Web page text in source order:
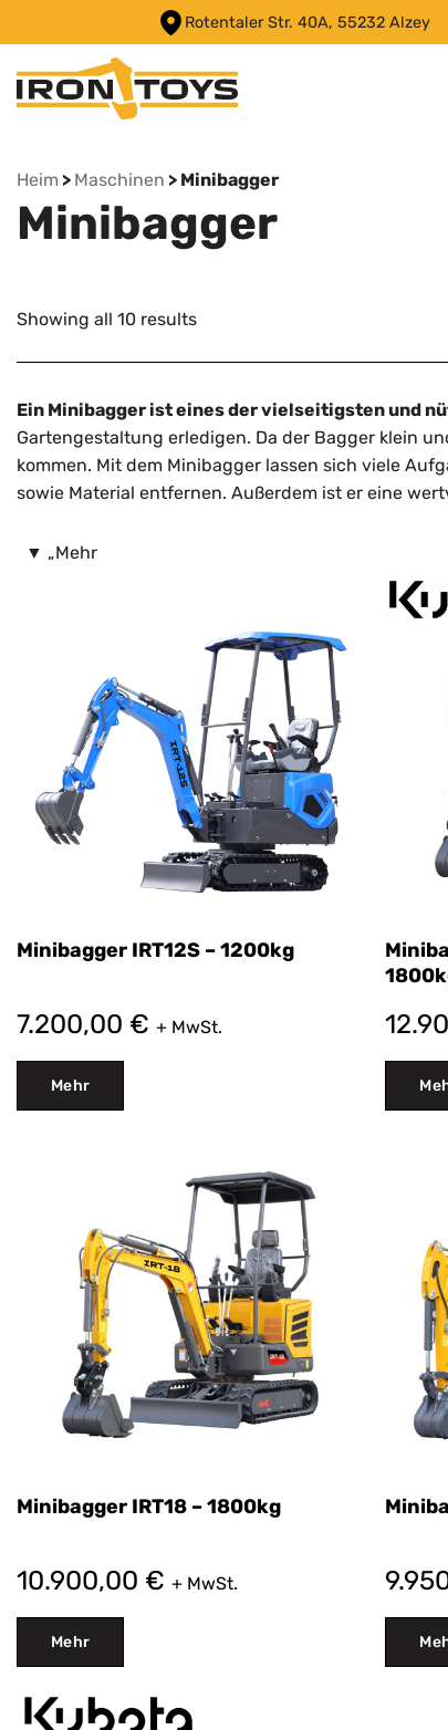
to
content
Rotentaler Str. 40A, 55232 Alzey
Heim > Maschinen > Minibagger
Minibagger
Showing all 10 resultsSorted
Ein Minibagger ist eines der vielseitigsten und
Gartengestaltung erledigen. Da der Bagger klein
kommen. Mit dem Minibagger lassen sich viele
sowie Material entfernen. Außerdem ist er eine
Kleinere Bauprojekte, wie zum Beispiel Hausbau,
Arbeiten lassen sich schneller fertigstellen.
Ein moderner Minibagger ist mit verschiedenen
mehr. Mit diesen Zusatzgeräten wird der Bagger
einfache Handhabung sind die Vorteile, die den
Projekten Zeit und Mühe sparen wollen.
▼ „Mehr
Minibagger IRT12S – 1200kg
7.200,00 € + MwSt.
Mehr
Minibagger IRT18 – 1800kg
10.900,00 € + MwSt.
Mehr